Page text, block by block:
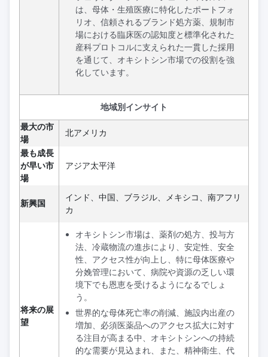
は、母体・生殖医療に特化したポートフォ
リオ、信頼されるブランド処方薬、規制市
場における臨床医の認知度と標準化された
産科プロトコルに支えられた一貫した採用
を通じて、オキシトシン市場での役割を強
化しています。
地域別インサイト
最大の市
場
北アメリカ
最も成長
が早い市
場
アジア太平洋
新興国
インド、中国、ブラジル、メキシコ、南アフリ
カ
将来の展
望
オキシトシン市場は、薬剤の処方、投与方
法、冷蔵物流の進歩により、安定性、安全
性、アクセス性が向上し、特に母体医療や
分娩管理において、病院や資源の乏しい環
境下でも恩恵を受けるようになるでしょ
う。
世界的な母体死亡率の削減、施設内出産の
増加、必須医薬品へのアクセス拡大に対す
る注目が高まる中、オキシトシンへの持続
的な需要が見込まれ、また、精神衛生、代